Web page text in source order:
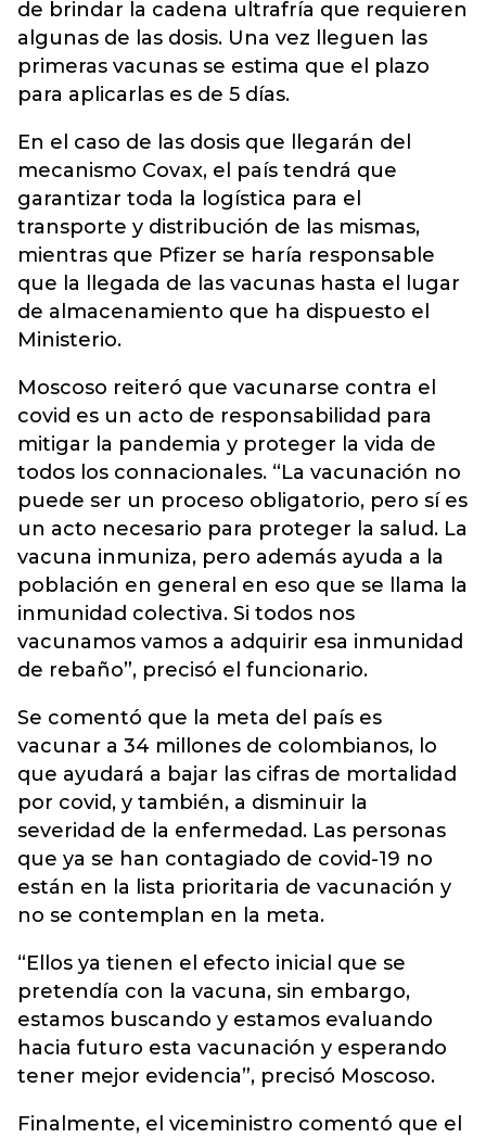
de brindar la cadena ultrafría que requieren
algunas de las dosis. Una vez lleguen las
primeras vacunas se estima que el plazo
para aplicarlas es de 5 días.
En el caso de las dosis que llegarán del
mecanismo Covax, el país tendrá que
garantizar toda la logística para el
transporte y distribución de las mismas,
mientras que Pfizer se haría responsable
que la llegada de las vacunas hasta el lugar
de almacenamiento que ha dispuesto el
Ministerio.
Moscoso reiteró que vacunarse contra el
covid es un acto de responsabilidad para
mitigar la pandemia y proteger la vida de
todos los connacionales. “La vacunación no
puede ser un proceso obligatorio, pero sí es
un acto necesario para proteger la salud. La
vacuna inmuniza, pero además ayuda a la
población en general en eso que se llama la
inmunidad colectiva. Si todos nos
vacunamos vamos a adquirir esa inmunidad
de rebaño”, precisó el funcionario.
Se comentó que la meta del país es
vacunar a 34 millones de colombianos, lo
que ayudará a bajar las cifras de mortalidad
por covid, y también, a disminuir la
severidad de la enfermedad. Las personas
que ya se han contagiado de covid-19 no
están en la lista prioritaria de vacunación y
no se contemplan en la meta.
“Ellos ya tienen el efecto inicial que se
pretendía con la vacuna, sin embargo,
estamos buscando y estamos evaluando
hacia futuro esta vacunación y esperando
tener mejor evidencia”, precisó Moscoso.
Finalmente, el viceministro comentó que el